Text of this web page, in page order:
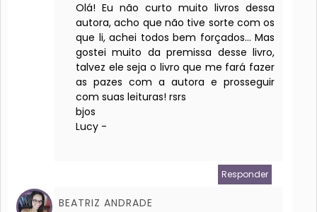
Olá! Eu não curto muito livros dessa
autora, acho que não tive sorte com os
que li, achei todos bem forçados... Mas
gostei muito da premissa desse livro,
talvez ele seja o livro que me fará fazer
as pazes com a autora e prosseguir
com suas leituras! rsrs
bjos
Lucy -
Responder
BEATRIZ ANDRADE